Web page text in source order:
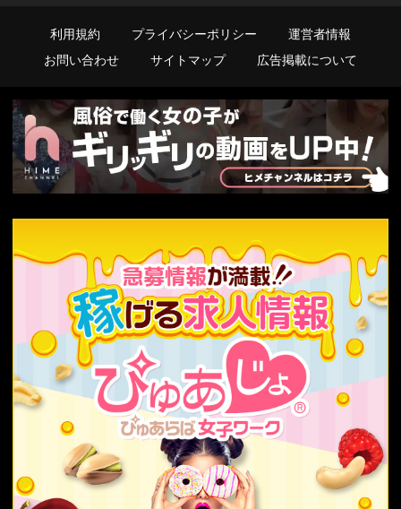
利用規約 プライバシーポリシー
運営者情報
お問い合わせ
サイトマップ 広告掲載について